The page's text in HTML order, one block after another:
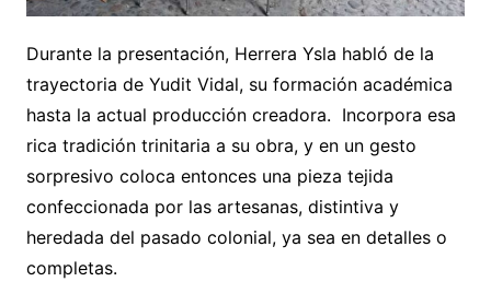
Durante la presentación, Herrera Ysla habló de la
trayectoria de Yudit Vidal, su formación académica
hasta la actual producción creadora. Incorpora esa
rica tradición trinitaria a su obra, y en un gesto
sorpresivo coloca entonces una pieza tejida
confeccionada por las artesanas, distintiva y
heredada del pasado colonial, ya sea en detalles o
completas.